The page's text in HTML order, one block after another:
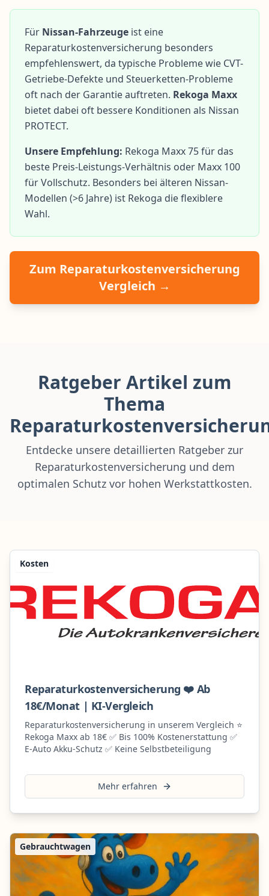
Für Nissan-Fahrzeuge ist eine
Reparaturkostenversicherung besonders
empfehlenswert, da typische Probleme wie CVT-
Getriebe-Defekte und Steuerketten-Probleme
oft nach der Garantie auftreten. Rekoga Maxx
bietet dabei oft bessere Konditionen als Nissan
PROTECT.
Unsere Empfehlung: Rekoga Maxx 75 für das
beste Preis-Leistungs-Verhältnis oder Maxx 100
für Vollschutz. Besonders bei älteren Nissan-
Modellen (>6 Jahre) ist Rekoga die flexiblere
Wahl.
Zum Reparaturkostenversicherung
Vergleich →
Ratgeber Artikel zum
Thema
Entdecke unsere detaillierten Ratgeber zur
Reparaturkostenversicherung und dem
optimalen Schutz vor hohen Werkstattkosten.
Kosten
Reparaturkostenversicherung ❤️ Ab
18€/Monat | KI-Vergleich
Reparaturkostenversicherung in unserem Vergleich ⭐
Rekoga Maxx ab 18€ ✅ Bis 100% Kostenerstattung ✅
E-Auto Akku-Schutz ✅ Keine Selbstbeteiligung
Mehr erfahren
Gebrauchtwagen